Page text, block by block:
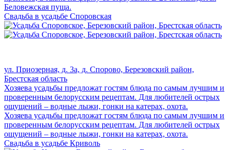
Беловежская пуща.
Свадьба в усадьбе Споровская
ул. Приозерная, д. 3а, д. Спорово, Березовский район,
Брестская область
Хозяева усадьбы предложат гостям блюда по самым лучшим и
проверенным белорусским рецептам. Для любителей острых
ощущений – водные лыжи, гонки на катерах, охота.
Хозяева усадьбы предложат гостям блюда по самым лучшим и
проверенным белорусским рецептам. Для любителей острых
ощущений – водные лыжи, гонки на катерах, охота.
Свадьба в усадьбе Криволь